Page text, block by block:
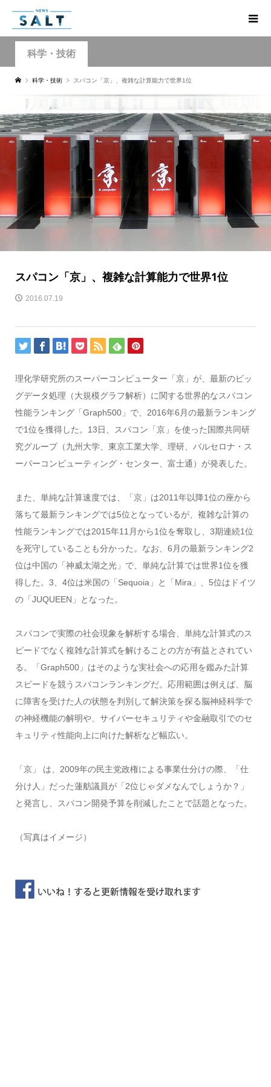
科学・技術
科学・技術 スパコン「京」、複雑な計算能力で世界1位
スパコン「京」、複雑な計算能力で世界1位
2016.07.19
理化学研究所のスーパーコンピューター「京」が、最新のビッ
グデータ処理（大規模グラフ解析）に関する世界的なスパコン
性能ランキング「Graph500」で、2016年6月の最新ランキング
で1位を獲得した。13日、スパコン「京」を使った国際共同研
究グループ（九州大学、東京工業大学、理研、バルセロナ・ス
ーパーコンピューティング・センター、富士通）が発表した。
また、単純な計算速度では、「京」は2011年以降1位の座から
落ちて最新ランキングでは5位となっているが、複雑な計算の
性能ランキングでは2015年11月から1位を奪取し、3期連続1位
を死守していることも分かった。なお、6月の最新ランキング2
位は中国の「神威太湖之光」で、単純な計算では世界1位を獲
得した。3、4位は米国の「Sequoia」と「Mira」、5位はドイツ
の「JUQUEEN」となった。
スパコンで実際の社会現象を解析する場合、単純な計算式のス
ピードでなく複雑な計算式を解けることの方が有益とされてい
る。「Graph500」はそのような実社会への応用を鑑みた計算
スピードを競うスパコンランキングだ。応用範囲は例えば、脳
に障害を受けた人の状態を判別して解決策を探る脳神経科学で
の神経機能の解明や、サイバーセキュリティや金融取引でのセ
キュリティ性能向上に向けた解析など幅広い。
「京」 は、2009年の民主党政権による事業仕分けの際、「仕
分け人」だった蓮舫議員が「2位じゃダメなんでしょうか？」
と発言し、スパコン開発予算を削減したことで話題となった。
（写真はイメージ）